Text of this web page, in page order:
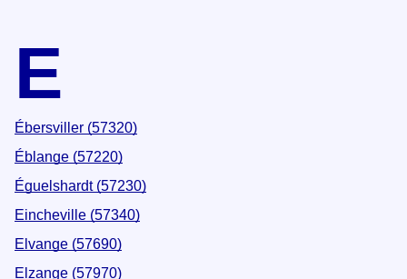
E
Ébersviller (57320)
Éblange (57220)
Éguelshardt (57230)
Eincheville (57340)
Elvange (57690)
Elzange (57970)